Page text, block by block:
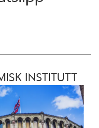
INSTITUTT